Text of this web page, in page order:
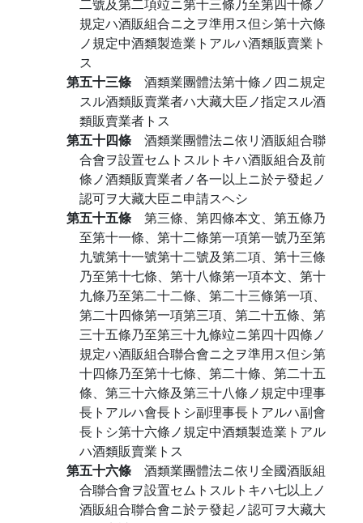
規定ハ酒販組合ニ之ヲ準用ス但シ第十六條
ノ規定中酒類製造業トアルハ酒類販賣業ト
ス
第五十三條 酒類業團體法第十條ノ四ニ規定
スル酒類販賣業者ハ大藏大臣ノ指定スル酒
類販賣業者トス
第五十四條 酒類業團體法ニ依リ酒販組合聯
合會ヲ設置セムトスルトキハ酒販組合及前
條ノ酒類販賣業者ノ各一以上ニ於テ發起ノ
認可ヲ大藏大臣ニ申請スヘシ
第五十五條 第三條、第四條本文、第五條乃
至第十一條、第十二條第一項第一號乃至第
九號第十一號第十二號及第二項、第十三條
乃至第十七條、第十八條第一項本文、第十
九條乃至第二十二條、第二十三條第一項、
第二十四條第一項第三項、第二十五條、第
三十五條乃至第三十九條竝ニ第四十四條ノ
規定ハ酒販組合聯合會ニ之ヲ準用ス但シ第
十四條乃至第十七條、第二十條、第二十五
條、第三十六條及第三十八條ノ規定中理事
長トアルハ會長トシ副理事長トアルハ副會
長トシ第十六條ノ規定中酒類製造業トアル
ハ酒類販賣業トス
第五十六條 酒類業團體法ニ依リ全國酒販組
合聯合會ヲ設置セムトスルトキハ七以上ノ
酒販組合聯合會ニ於テ發起ノ認可ヲ大藏大